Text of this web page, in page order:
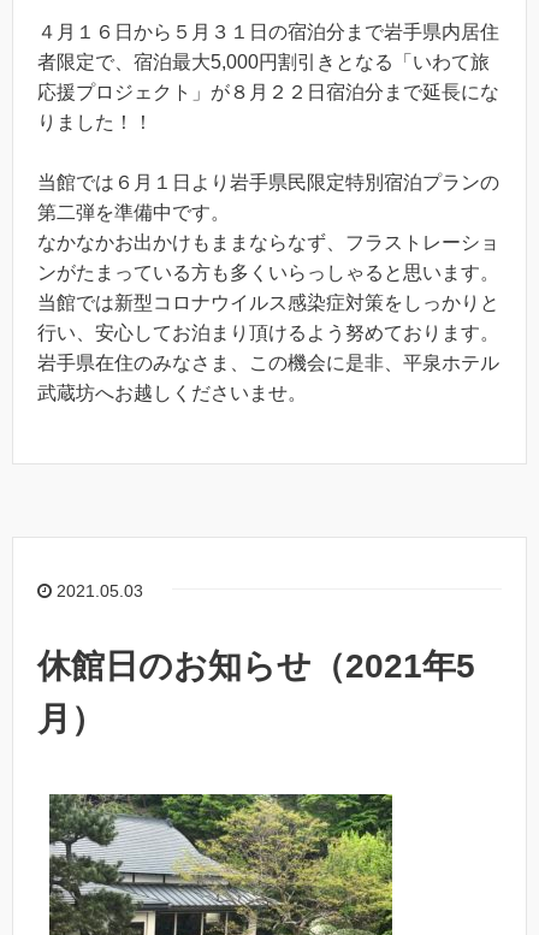
４月１６日から５月３１日の宿泊分まで岩手県内居住
者限定で、宿泊最大5,000円割引きとなる「いわて旅
応援プロジェクト」が８月２２日宿泊分まで延長にな
りました！！
当館では６月１日より岩手県民限定特別宿泊プランの
第二弾を準備中です。
なかなかお出かけもままならなず、フラストレーショ
ンがたまっている方も多くいらっしゃると思います。
当館では新型コロナウイルス感染症対策をしっかりと
行い、安心してお泊まり頂けるよう努めております。
岩手県在住のみなさま、この機会に是非、平泉ホテル
武蔵坊へお越しくださいませ。
2021.05.03
休館日のお知らせ（2021年5
月）